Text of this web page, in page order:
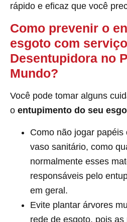
rápido e eficaz que você
Como prevenir o
esgoto com
Desentupidora no
Mundo?
Você pode tomar alguns
o entupimento do seu
Como não jogar papéis
vaso sanitário, como
normalmente esses
responsáveis pelo
em geral.
Evite plantar árvores
rede de esgoto, pois